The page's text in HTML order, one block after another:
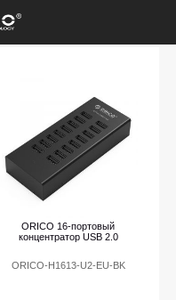
ORICO 16-портовый
концентратор USB 2.0
ORICO-H1613-U2-EU-BK